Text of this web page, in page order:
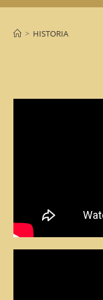
> HISTORIA